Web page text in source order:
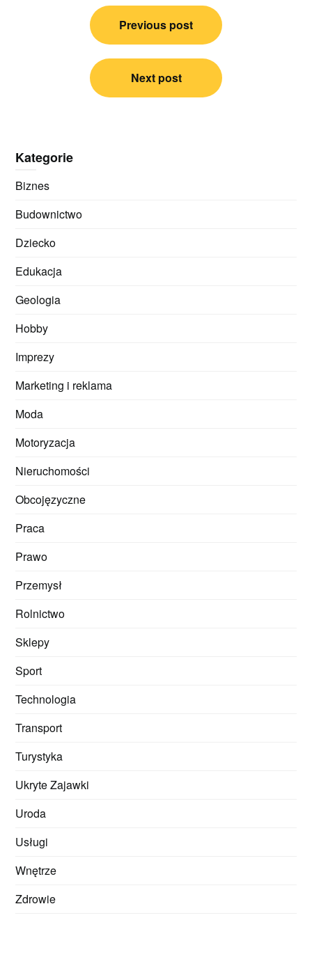
Nawigacja
Previous post
Next post
Kategorie
Biznes
Budownictwo
Dziecko
Edukacja
Geologia
Hobby
Imprezy
Marketing i reklama
Moda
Motoryzacja
Nieruchomości
Obcojęzyczne
Praca
Prawo
Przemysł
Rolnictwo
Sklepy
Sport
Technologia
Transport
Turystyka
Ukryte Zajawki
Uroda
Usługi
Wnętrze
Zdrowie